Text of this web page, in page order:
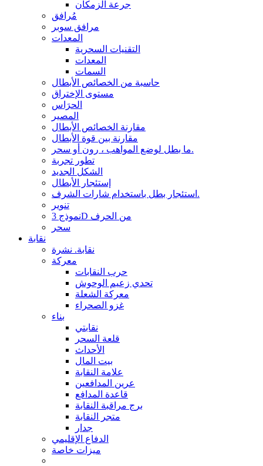
جرعة الزمكان
مُرافق
مرافق سوبر
المعدات
التقنيات السحرية
المعدات
السمات
حاسبة من الخصائص الأبطال
مستوى الإختراق
الحرَاس
المصير
مقارنة الخصائص الأبطال
مقارنة بين قوة الأبطال
ما بطل لوضع المواهب ، رون أو سحر.
تطور تجربة
الشكل الجديد
إستئجار الأبطال
استئجار بطل باستخدام شارات الشرف.
تنوير
نموذج 3D من الحرف
سحر
نقابة
نقابة. نشرة
معركة
حرب النقابات
تحدي زعيم الوحوش
معركة الشعلة
غزو الصحراء
بناء
نقابتي
قلعة السحر
الأحداث
بيت المال
علامة النقابة
عرين المدافعين
قاعدة المدافع
برج مراقبة النقابة
متجر النقابة
جدار
الدفاع الإقليمي
ميزات خاصة